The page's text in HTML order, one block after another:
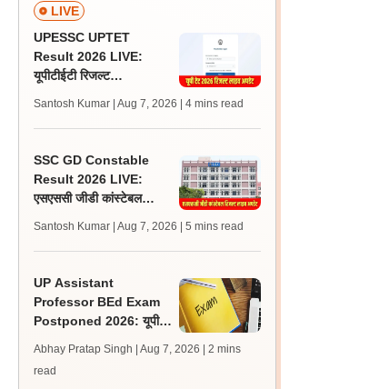
LIVE
UPESSC UPTET
Result 2026 LIVE:
यूपीटीईटी रिजल्ट
जल्द, जानें लेटेस्ट अपडेट,
पासिंग मार्क्स
Santosh Kumar | Aug 7, 2026 | 4 mins read
SSC GD Constable
Result 2026 LIVE:
एसएससी जीडी कांस्टेबल
लेटेस्ट अपडेट, स्कोरकार्ड लिंक
Santosh Kumar | Aug 7, 2026 | 5 mins read
UP Assistant
Professor BEd Exam
Postponed 2026: यूपी
स्थगित, नई तिथि बाद में
Abhay Pratap Singh | Aug 7, 2026
| 2 mins
read